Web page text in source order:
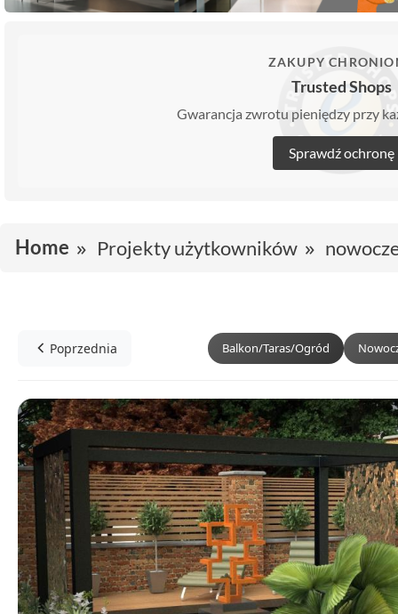
ZAKUPY
Trusted Shops
Gwarancja zwrotu pieniędzy przy
Sprawdź ochronę
Home Projekty użytkowników
Poprzednia Balkon/Taras/Ogród